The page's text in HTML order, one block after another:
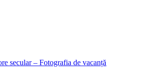
secular – Fotografia de vacanță